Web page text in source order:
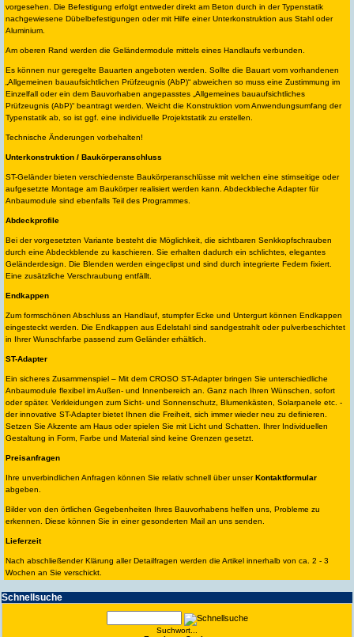
Schnell­suche
Suchwort...
vorgesehen. Die Befestigung erfolgt entweder direkt am Beton durch in der Typenstatik
nachgewiesene Dübelbefestigungen oder mit Hilfe einer Unterkonstruktion aus Stahl oder
Aluminium.
Am oberen Rand werden die Geländermodule mittels eines Handlaufs verbunden.
Es können nur geregelte Bauarten angeboten werden. Sollte die Bauart vom vorhandenen
„Allgemeinen bauaufsichtlichen Prüfzeugnis (AbP)“ abweichen so muss eine Zustimmung im
Einzelfall oder ein dem Bauvorhaben angepasstes „Allgemeines bauaufsichtliches
Prüfzeugnis (AbP)“ beantragt werden. Weicht die Konstruktion vom Anwendungsumfang der
Typenstatik ab, so ist ggf. eine individuelle Projektstatik zu erstellen.
Technische Änderungen vorbehalten!
Unterkonstruktion / Baukörperanschluss
ST-Geländer bieten verschiedenste Baukörperanschlüsse mit welchen eine stirnseitige oder
aufgesetzte Montage am Baukörper realisiert werden kann. Abdeckbleche Adapter für
Anbaumodule sind ebenfalls Teil des Programmes.
Abdeckprofile
Bei der vorgesetzten Variante besteht die Möglichkeit, die sichtbaren Senkkopfschrauben
durch eine Abdeckblende zu kaschieren. Sie erhalten dadurch ein schlichtes, elegantes
Geländerdesign. Die Blenden werden eingeclipst und sind durch integrierte Federn fixiert.
Eine zusätzliche Verschraubung entfällt.
Endkappen
Zum formschönen Abschluss an Handlauf, stumpfer Ecke und Untergurt können Endkappen
eingesteckt werden. Die Endkappen aus Edelstahl sind sandgestrahlt oder pulverbeschichtet
in Ihrer Wunschfarbe passend zum Geländer erhältlich.
ST-Adapter
Ein sicheres Zusammenspiel – Mit dem CROSO ST-Adapter bringen Sie unterschiedliche
Anbaumodule flexibel im Außen- und Innenbereich an. Ganz nach Ihren Wünschen, sofort
oder später. Verkleidungen zum Sicht- und Sonnenschutz, Blumenkästen, Solarpanele etc. -
der innovative ST-Adapter bietet Ihnen die Freiheit, sich immer wieder neu zu definieren.
Setzen Sie Akzente am Haus oder spielen Sie mit Licht und Schatten. Ihrer Individuellen
Gestaltung in Form, Farbe und Material sind keine Grenzen gesetzt.
Preisanfragen
Ihre unverbindlichen Anfragen können Sie relativ schnell über unserKontaktformular
abgeben.
Bilder von den örtlichen Gegebenheiten Ihres Bauvorhabens helfen uns, Probleme zu
erkennen. Diese können Sie in einer gesonderten Mail an uns senden.
Lieferzeit
Nach abschließender Klärung aller Detailfragen werden die Artikel innerhalb von ca. 2 - 3
Wochen an Sie verschickt.